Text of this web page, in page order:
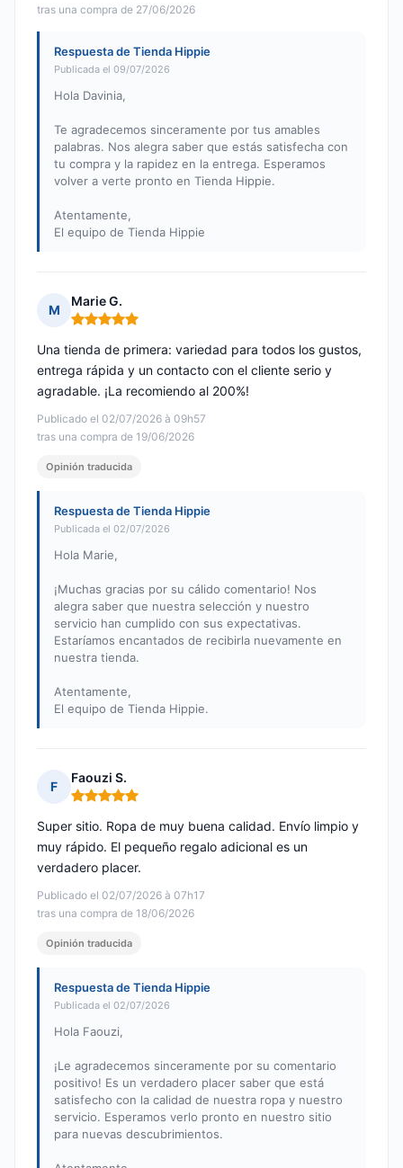
tras una compra de 27/06/2026
Respuesta de Tienda Hippie
Publicada el 09/07/2026
Hola Davinia,
Te agradecemos sinceramente por tus amables
palabras. Nos alegra saber que estás satisfecha con
tu compra y la rapidez en la entrega. Esperamos
volver a verte pronto en Tienda Hippie.
Atentamente,
El equipo de Tienda Hippie
M
Marie G.
Nota: 5 de 5
Publicado el 02/07/2026 à 09h57
tras una compra de 19/06/2026
Una tienda de primera: variedad para todos los gustos,
entrega rápida y un contacto con el cliente serio y
agradable. ¡La recomiendo al 200%!
Opinión traducida
Respuesta de Tienda Hippie
Publicada el 02/07/2026
Hola Marie,
¡Muchas gracias por su cálido comentario! Nos
alegra saber que nuestra selección y nuestro
servicio han cumplido con sus expectativas.
Estaríamos encantados de recibirla nuevamente en
nuestra tienda.
Atentamente,
El equipo de Tienda Hippie.
F
Faouzi S.
Nota: 5 de 5
Publicado el 02/07/2026 à 07h17
tras una compra de 18/06/2026
Super sitio. Ropa de muy buena calidad. Envío limpio y
muy rápido. El pequeño regalo adicional es un
verdadero placer.
Opinión traducida
Respuesta de Tienda Hippie
Publicada el 02/07/2026
Hola Faouzi,
¡Le agradecemos sinceramente por su comentario
positivo! Es un verdadero placer saber que está
satisfecho con la calidad de nuestra ropa y nuestro
servicio. Esperamos verlo pronto en nuestro sitio
para nuevas descubrimientos.